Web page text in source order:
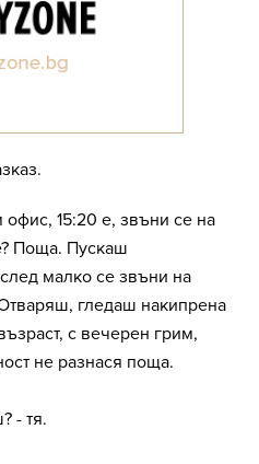
15:20 е, звъни се на
Поща. Пускаш
малко се звъни на
гледаш накипрена
с вечерен грим,
не разнася поща.
- тя.